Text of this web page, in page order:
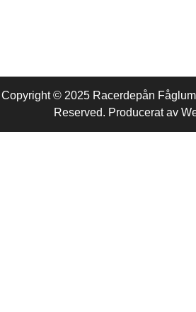
Copyright © 2025 Racerdepån
Reserved. Producerat av